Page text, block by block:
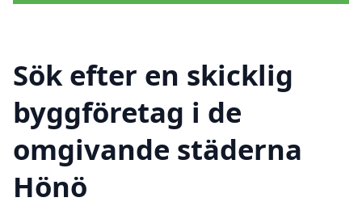
Sök efter en skicklig
byggföretag i de
omgivande städerna
Hönö